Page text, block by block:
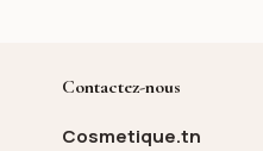
Contactez-nous
Cosmetique.tn